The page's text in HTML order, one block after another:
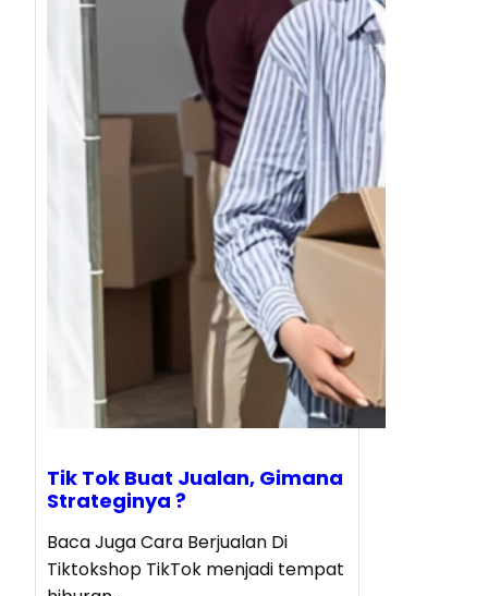
Tik Tok Buat Jualan, Gimana
Strateginya ?
Baca Juga Cara Berjualan Di
Tiktokshop TikTok menjadi tempat